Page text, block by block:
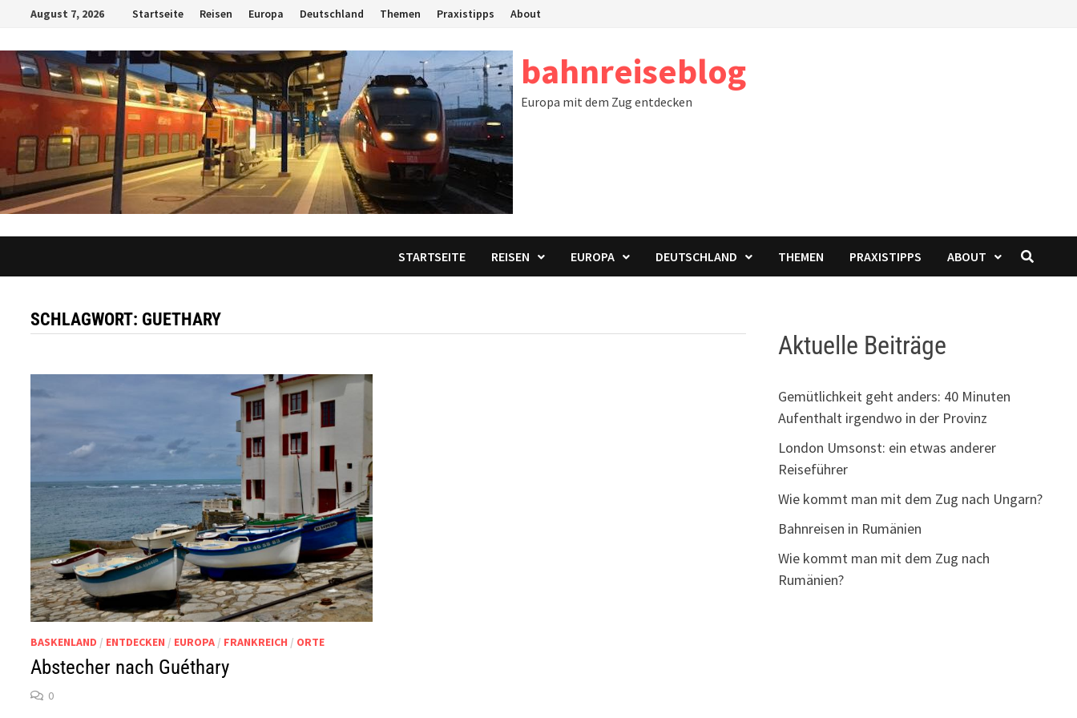
springen
August 7, 2026 Startseite Reisen Europa Deutschland Themen Praxistipps About
bahnreiseblog
Europa mit dem Zug entdecken
STARTSEITE REISEN EUROPA DEUTSCHLAND THEMEN PRAXISTIPPS ABOUT
SCHLAGWORT: GUETHARY
BASKENLAND / ENTDECKEN / EUROPA / FRANKREICH / ORTE
Abstecher nach Guéthary
0
Aktuelle Beiträge
Gemütlichkeit geht anders: 40 Minuten
Aufenthalt irgendwo in der Provinz
London Umsonst: ein etwas anderer
Reiseführer
Wie kommt man mit dem Zug nach Ungarn?
Bahnreisen in Rumänien
Wie kommt man mit dem Zug nach
Rumänien?